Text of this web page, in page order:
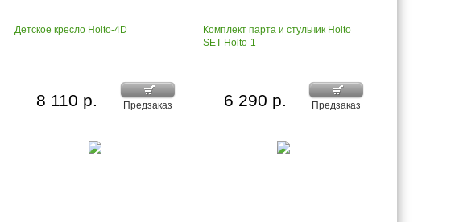
Детское кресло Holto-4D
Предзаказ
8 110 р.
Комплект парта и стульчик Holto
SET Holto-1
Предзаказ
6 290 р.